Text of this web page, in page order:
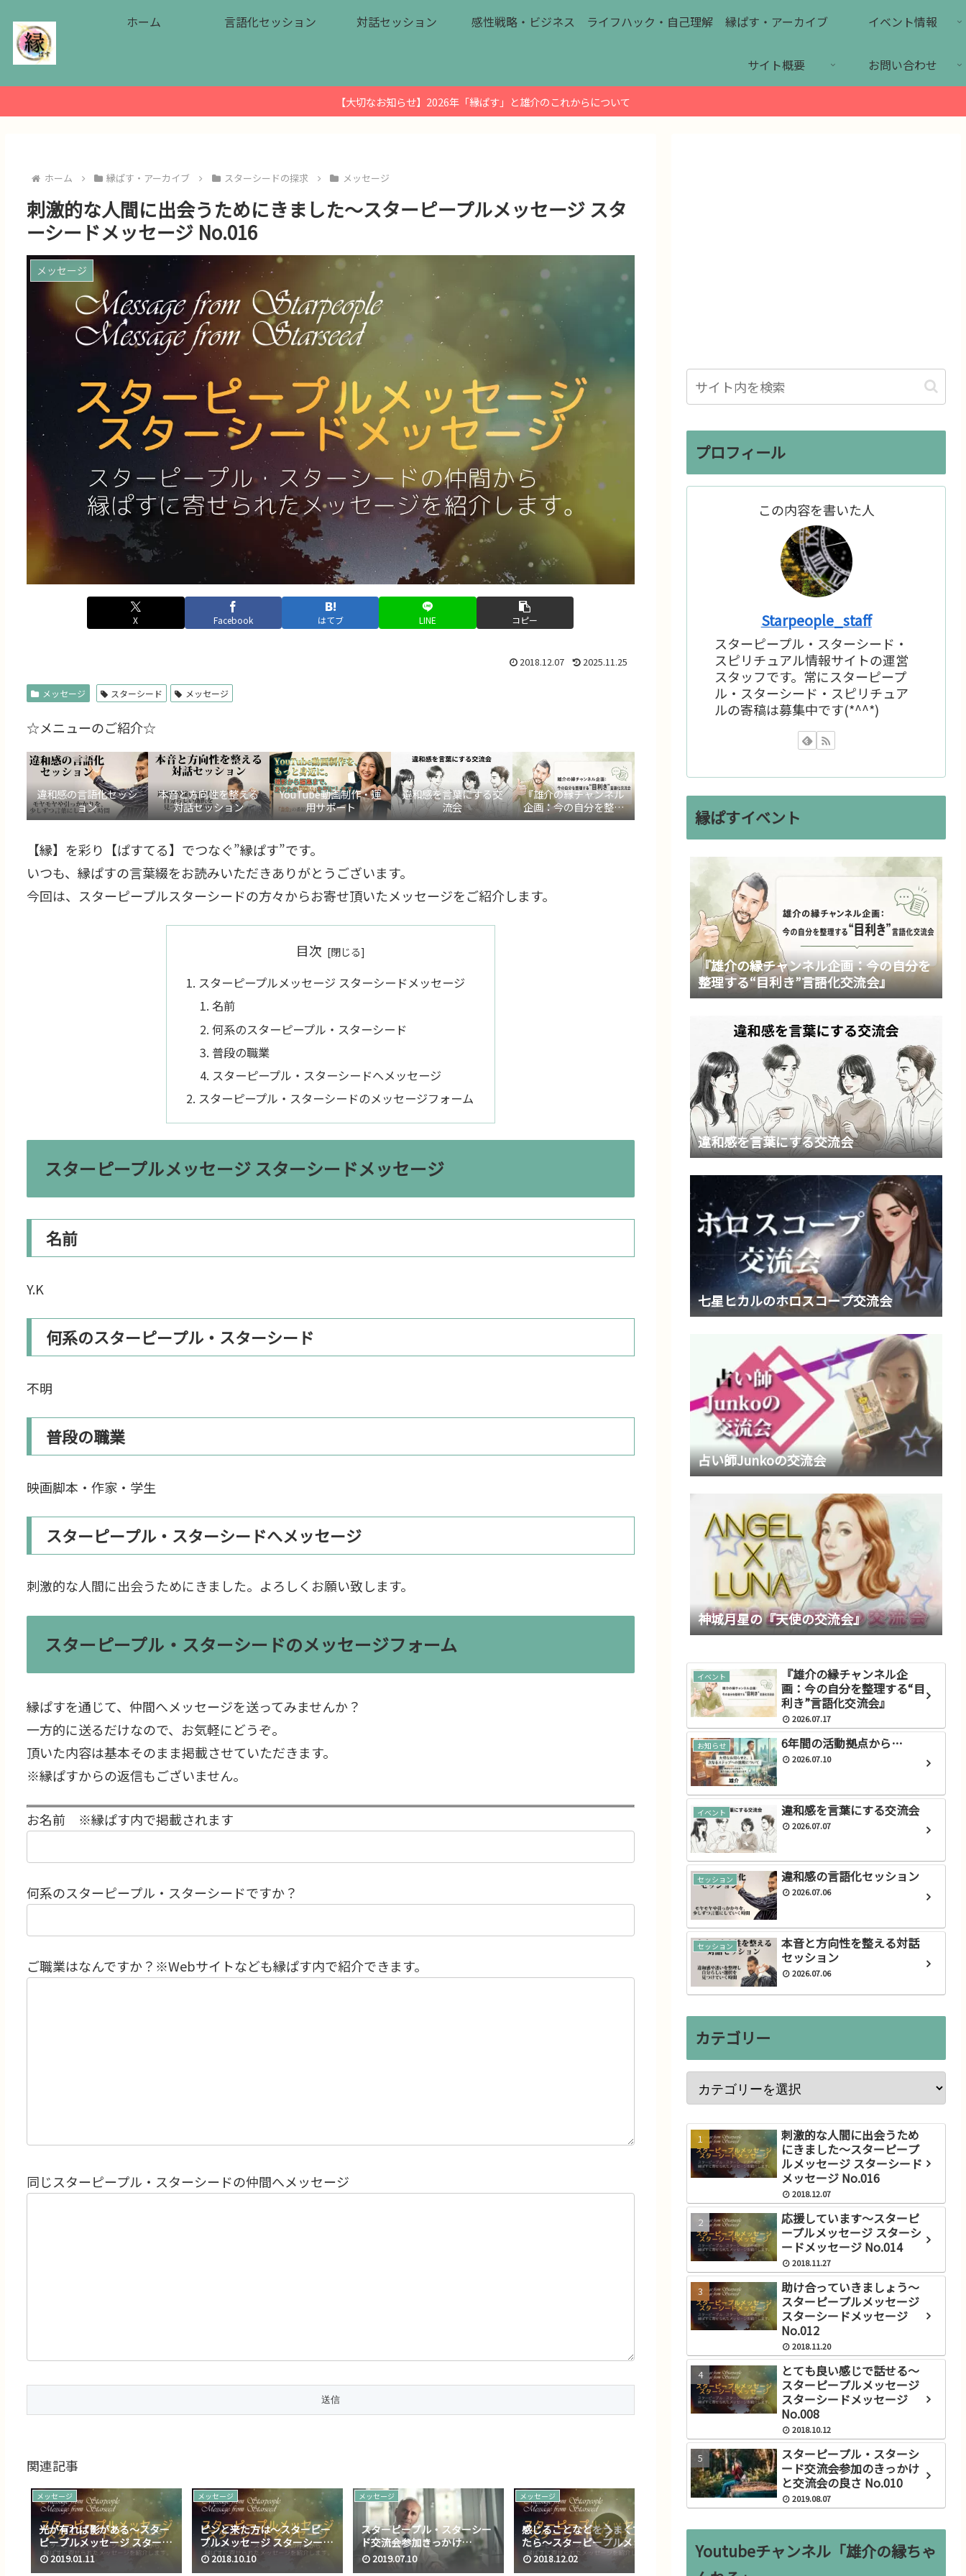
ホーム 言語化セッション 対話セッション 感性戦略・ビジネス ライフハック・自己理解 縁ぱす・アーカイブ イベント情報
サイト概要 お問い合わせ
【大切なお知らせ】2026年「縁ぱす」と雄介のこれからについて
ホーム 縁ぱす・アーカイブ スターシードの探求 メッセージ
刺激的な人間に出会うためにきました～スターピープルメッセージ スタ
ーシードメッセージ No.016
メッセージ
X Facebook はてブ LINE コピー
2018.12.07 2025.11.25
メッセージ スターシード メッセージ
☆メニューのご紹介☆
違和感の言語化セッシ
ョン
本音と方向性を整える
対話セッション
YouTube動画制作・運
用サポート
違和感を言葉にする交
流会
『雄介の縁チャンネル
企画：今の自分を整理
する“目利き”言語化交
【縁】を彩り【ぱすてる】でつなぐ”縁ぱす”です。
いつも、縁ぱすの言葉綴をお読みいただきありがとうございます。
今回は、スターピープルスターシードの方々からお寄せ頂いたメッセージをご紹介します。
目次
スターピープルメッセージ スターシードメッセージ
名前
何系のスターピープル・スターシード
普段の職業
スターピープル・スターシードへメッセージ
スターピープル・スターシードのメッセージフォーム
スターピープルメッセージ スターシードメッセージ
名前
Y.K
何系のスターピープル・スターシード
不明
普段の職業
映画脚本・作家・学生
スターピープル・スターシードへメッセージ
刺激的な人間に出会うためにきました。よろしくお願い致します。
スターピープル・スターシードのメッセージフォーム
縁ぱすを通じて、仲間へメッセージを送ってみませんか？
一方的に送るだけなので、お気軽にどうぞ。
頂いた内容は基本そのまま掲載させていただきます。
※縁ぱすからの返信もございません。
お名前 ※縁ぱす内で掲載されます
何系のスターピープル・スターシードですか？
ご職業はなんですか？※Webサイトなども縁ぱす内で紹介できます。
同じスターピープル・スターシードの仲間へメッセージ
関連記事
メッセージ
光が有れば影がある～スター
ピープルメッセージ スターシ
ードメッセージ No.017
2019.01.11
メッセージ
ピンと来た方は～スターピー
プルメッセージ スターシード
メッセージ No.007
2018.10.10
メッセージ
スターピープル・スターシー
ド交流会参加きっかけ
No.007
2019.07.10
メッセージ
感じることなどをうまくでき
たら～スターピープルメッセ
ージ スターシードメッセージ
No.015
2018.12.02
メッセージ
応援しています～スターピー
プルメッセージ スターシード
メッセージ No.014
2018.11.27
プロフィール
この内容を書いた人
Starpeople_staff
スターピープル・スターシード・
スピリチュアル情報サイトの運営
スタッフです。常にスターピープ
ル・スターシード・スピリチュア
ルの寄稿は募集中です(*^^*)
縁ぱすイベント
『雄介の縁チャンネル企画：今の自分を
整理する“目利き”言語化交流会』
違和感を言葉にする交流会
七星ヒカルのホロスコープ交流会
占い師Junkoの交流会
神城月星の『天使の交流会』
イベント
『雄介の縁チャンネル企
画：今の自分を整理する“目
利き”言語化交流会』
2026.07.17
お知らせ 6年間の活動拠点から…
2026.07.10
イベント 違和感を言葉にする交流会
2026.07.07
セッション 違和感の言語化セッション
2026.07.06
セッション
本音と方向性を整える対話
セッション
2026.07.06
カテゴリー
刺激的な人間に出会うため
にきました～スターピープ
ルメッセージ スターシード
メッセージ No.016
2018.12.07
応援しています～スターピ
ープルメッセージ スターシ
ードメッセージ No.014
2018.11.27
助け合っていきましょう～
スターピープルメッセージ
スターシードメッセージ
No.012
2018.11.20
とても良い感じで話せる～
スターピープルメッセージ
スターシードメッセージ
No.008
2018.10.12
スターピープル・スターシ
ード交流会参加のきっかけ
と交流会の良さ No.010
2019.08.07
Youtubeチャンネル「雄介の縁ちゃ